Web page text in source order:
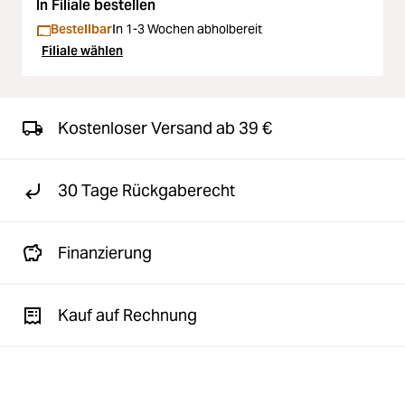
In Filiale bestellen
BestellbarIn 1-3 Wochen abholbereit
Filiale wählen
Kostenloser Versand ab 39 €
30 Tage Rückgaberecht
Finanzierung
Kauf auf Rechnung